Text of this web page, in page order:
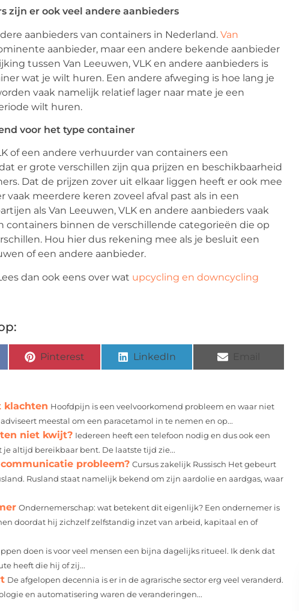
zijn er ook veel andere aanbieders
aanbieders van containers in Nederland. Van
aanbieder, maar een andere bekende aanbieder
tussen Van Leeuwen, VLK en andere aanbieders is
wat je wilt huren. Een andere afweging is hoe lang je
vaak namelijk relatief lager naar mate je een
wilt huren.
voor het type container
of een andere verhuurder van containers een
er grote verschillen zijn qua prijzen en beschikbaarheid
Dat de prijzen zover uit elkaar liggen heeft er ook mee
meerdere keren zoveel afval past als in een
als Van Leeuwen, VLK en andere aanbieders vaak
containers binnen de verschillende categorieën die op
Hou hier dus rekening mee als je besluit een
of een andere aanbieder.
dan ook eens over wat upcycling en downcycling
Pinterest LinkedIn
klachten Hoofdpijn is een veelvoorkomend probleem en waar niet
meestal om een paracetamol in te nemen en op...
niet kwijt? Iedereen heeft een telefoon nodig en dus ook een
altijd bereikbaar bent. De laatste tijd zie...
probleem? Cursus zakelijk Russisch Het gebeurt
Rusland staat namelijk bekend om zijn aardolie en aardgas, waar
Ondernemerschap: wat betekent dit eigenlijk? Een ondernemer is
doordat hij zichzelf zelfstandig inzet van arbeid, kapitaal en of
doen is voor veel mensen een bijna dagelijks ritueel. Ik denk dat
heeft die hij of zij...
De afgelopen decennia is er in de agrarische sector erg veel veranderd.
en automatisering waren de veranderingen...